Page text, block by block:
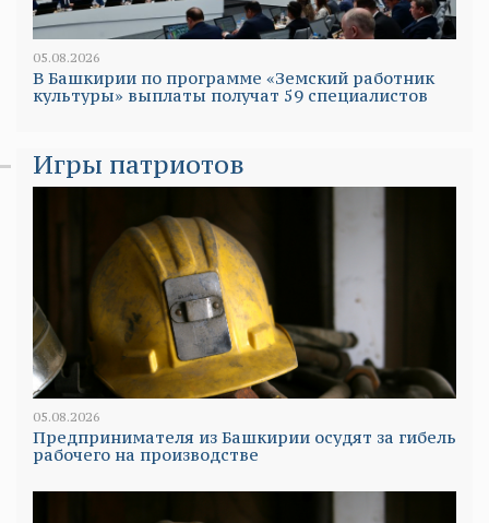
05.08.2026
В Башкирии по программе «Земский работник
культуры» выплаты получат 59 специалистов
Игры патриотов
05.08.2026
Предпринимателя из Башкирии осудят за гибель
рабочего на производстве